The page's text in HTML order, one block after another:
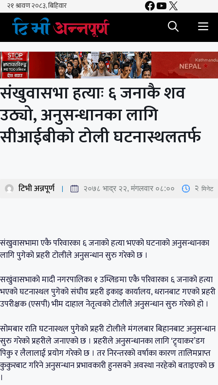
Skip
content
Facebook
YouTube
X
संखुवासभा हत्याः ६ जनाकै शव
उठ्यो, अनुसन्धानका लागि
सीआईबीको टोली घटनास्थलतर्फ
टिभी अन्नपूर्ण २०७८ भाद्र २२, मंगलवार ०८:०० 2 मिनेट
संखुवासभामा एकै परिवारका ६ जनाको हत्या भएको घटनाको अनुसन्धानका
लागि पुगेको प्रहरी टोलीले अनुसन्धान सुरु गरेको छ ।
सखुंवासभाको मादी नगरपालिका १ उम्लिङमा एकै परिवारका ६ जनाको हत्या
भएको घटनास्थल पुगेको संघीय प्रहरी इकाइ कार्यालय, धरानबाट गएको प्रहरी
उपरीक्षक (एसपी) भीम दाहाल नेतृत्वको टोलीले अनुसन्धान सुरु गरेको हो ।
सोमबार राति घटनास्थल पुगेको प्रहरी टोलीले मंगलबार बिहानबाट अनुसन्धान
सुरु गरेको प्रहरीले जनाएको छ । प्रहरीले अनुसन्धानका लागि ‘ट्र्याकर’डग
पिकु र लैलालाई प्रयोग गरेको छ । तर निरन्तरको वर्षाका कारण तालिमप्राप्त
कुकुरबाट गरिने अनुसन्धान प्रभावकारी हुनसक्ने अवस्था नरहेको बताइएको छ
।